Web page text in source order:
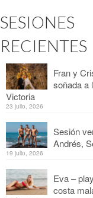
SESIONES
RECIENTES
Fran y
soñada a
Victoria
23 julio, 2026
Sesión
Andrés,
19 julio, 2026
Eva –
costa